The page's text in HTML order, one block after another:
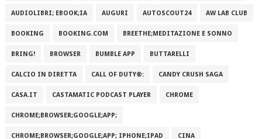
AUDIOLIBRI; EBOOK;IA AUGURI AUTOSCOUT24 AW LAB CLUB
BOOKING BOOKING.COM BREETHE;MEDITAZIONE E SONNO
BRING! BROWSER BUMBLE APP BUTTARELLI
CALCIO IN DIRETTA CALL OF DUTY®: CANDY CRUSH SAGA
CASA.IT CASTAMATIC PODCAST PLAYER CHROME
CHROME;BROWSER;GOOGLE;APP;
CHROME;BROWSER;GOOGLE;APP; IPHONE;IPAD CINA